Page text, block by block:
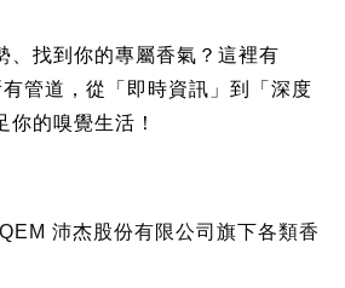
、找到你的專屬香氣？這裡有
管道，從「即時資訊」到「深度
你的嗅覺生活！
沛杰股份有限公司旗下各類香